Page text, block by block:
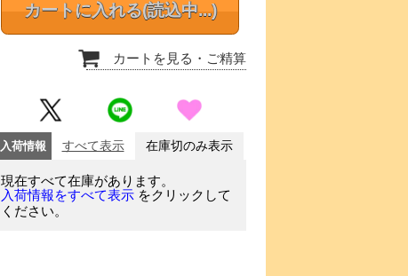
カートに入れる(読込中...)
カートを見る ・ご精算
入荷情報 すべて表示 在庫切のみ表示
現在すべて在庫があります。
入荷情報をすべて表示 をクリックして
ください。